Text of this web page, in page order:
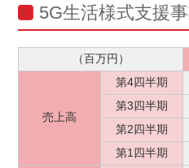
5G生活様式支援
（百万円）
売上高
第4四半期
第3四半期
第2四半期
第1四半期